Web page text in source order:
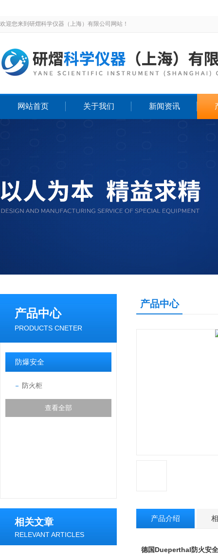
欢迎您来到研熠科学仪器（上海）有限公司网站！
网站首页 关于我们 新闻资讯
产品中心
PRODUCTS CNETER
防爆安全
防火柜
查看全部
相关文章
RELEVANT ARTICLES
产品中心
产品介绍
德国Dueperthal防火安